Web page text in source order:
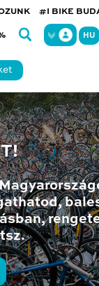
#I BIKE
HU